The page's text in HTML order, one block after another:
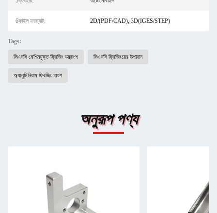
6ফাইল ফরম্যাট: 2D/(PDF/CAD), 3D(IGES/STEP)
Tags:
সিএনসি মেশিনযুক্ত ফ্রিজিং যন্ত্রাংশ সিএনসি ফ্রিজিংয়ের উপাদান
অ্যালুমিনিয়াম ফ্রিজিং অংশ
অনুরূপ পণ্য